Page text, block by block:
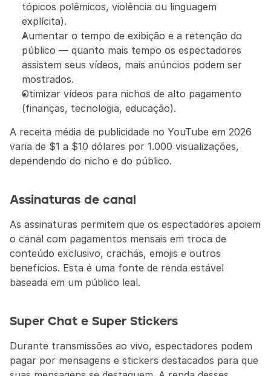
tópicos polêmicos, violência ou linguagem
explícita).
Aumentar o tempo de exibição e a retenção do
público — quanto mais tempo os espectadores
assistem seus vídeos, mais anúncios podem ser
mostrados.
Otimizar vídeos para nichos de alto pagamento
(finanças, tecnologia, educação).
A receita média de publicidade no YouTube em 2026
varia de $1 a $10 dólares por 1.000 visualizações,
dependendo do nicho e do público.
Assinaturas de canal
As assinaturas permitem que os espectadores apoiem
o canal com pagamentos mensais em troca de
conteúdo exclusivo, crachás, emojis e outros
benefícios. Esta é uma fonte de renda estável
baseada em um público leal.
Super Chat e Super Stickers
Durante transmissões ao vivo, espectadores podem
pagar por mensagens e stickers destacados para que